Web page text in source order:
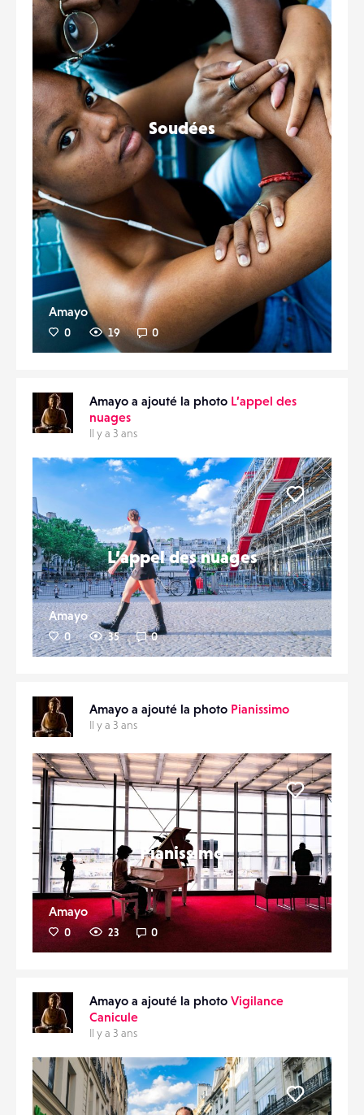
Soudées
Amayo
0 19 0
Amayo a ajouté la photo L’appel des
nuages
Il y a 3 ans
L’appel des nuages
Amayo
0 35 0
Liker
Amayo a ajouté la photo Pianissimo
Il y a 3 ans
Pianissimo
Amayo
0 23 0
Liker
Amayo a ajouté la photo Vigilance
Canicule
Il y a 3 ans
Liker